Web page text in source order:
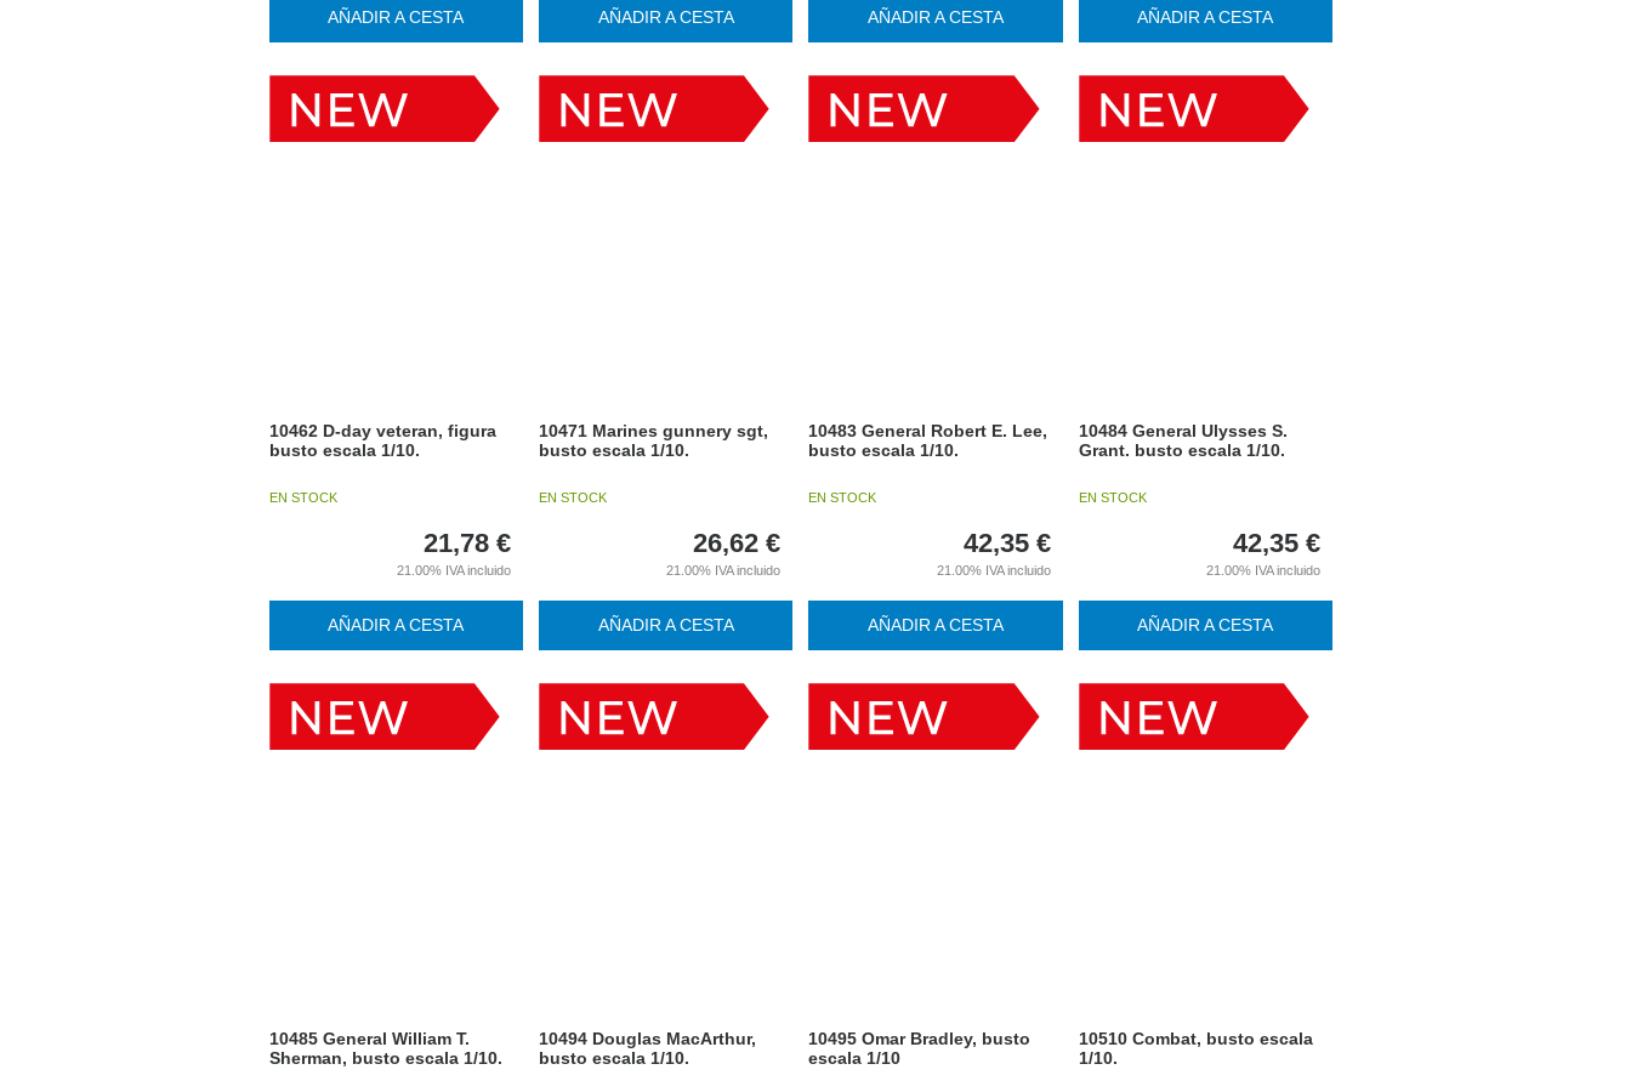
AÑADIR A CESTA AÑADIR A CESTA AÑADIR A CESTA AÑADIR A CESTA
10462 D-day veteran, figura
busto escala 1/10.
EN STOCK
21,78 €
21.00% IVA incluido
AÑADIR A CESTA
10471 Marines gunnery sgt,
busto escala 1/10.
EN STOCK
26,62 €
21.00% IVA incluido
AÑADIR A CESTA
10483 General Robert E. Lee,
busto escala 1/10.
EN STOCK
42,35 €
21.00% IVA incluido
AÑADIR A CESTA
10484 General Ulysses S.
Grant. busto escala 1/10.
EN STOCK
42,35 €
21.00% IVA incluido
AÑADIR A CESTA
10485 General William T.
Sherman, busto escala 1/10.
10494 Douglas MacArthur,
busto escala 1/10.
10495 Omar Bradley, busto
escala 1/10
10510 Combat, busto escala
1/10.